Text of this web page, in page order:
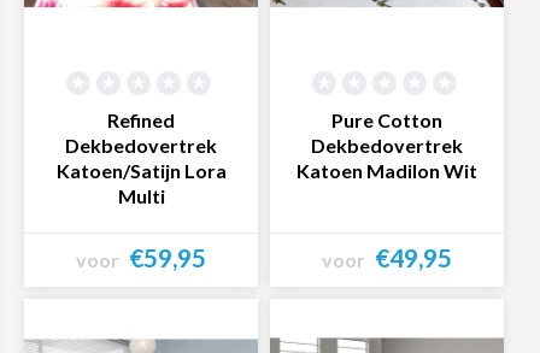
Refined
Dekbedovertrek
Katoen/Satijn Lora
Multi
voor €59,95
Pure Cotton
Dekbedovertrek
Katoen Madilon Wit
voor €49,95